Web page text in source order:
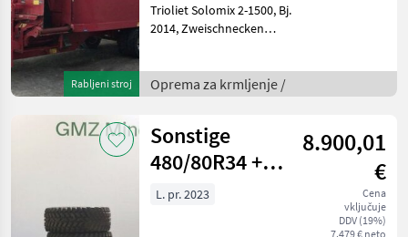
Rabljeni stroj
Trioliet Solomix 2-1500, Bj.
2014, Zweischnecken
Beidseitig, 1x DW
erforderlich, Gelenkwelle,
Oprema za krmljenje /
Sonstige
480/80R34 +
460/65 R24
8.900,01
€
Cena
vključuje
DDV (19%)
7.479 € neto
L. pr. 2023